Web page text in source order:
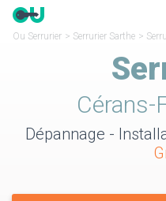
Ou Serrurier > Serrurier Sarthe >
Cérans-
Dépannage -